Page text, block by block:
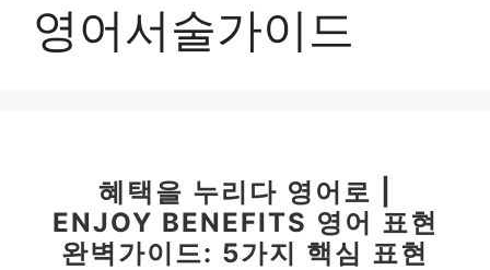
영어서술가이드
혜택을 누리다 영어로 |
ENJOY BENEFITS 영어 표현
완벽가이드: 5가지 핵심 표현